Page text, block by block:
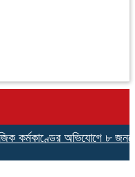
কর্মকাণ্ডের অভিযোগে ৮ জনকে